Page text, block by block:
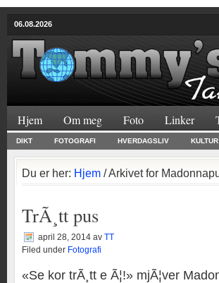
06.08.2026
Hjem Om meg Foto Linker
DIKT FOTOGRAFI HVERDAGSLIV KULTUR
Du er her: Hjem / Arkivet for
TrÃ¸tt pus
april 28, 2014 av TT
Filed under Fotografi
«Se kor trÃ¸tt e Ã¦!» mjÃ¦ver